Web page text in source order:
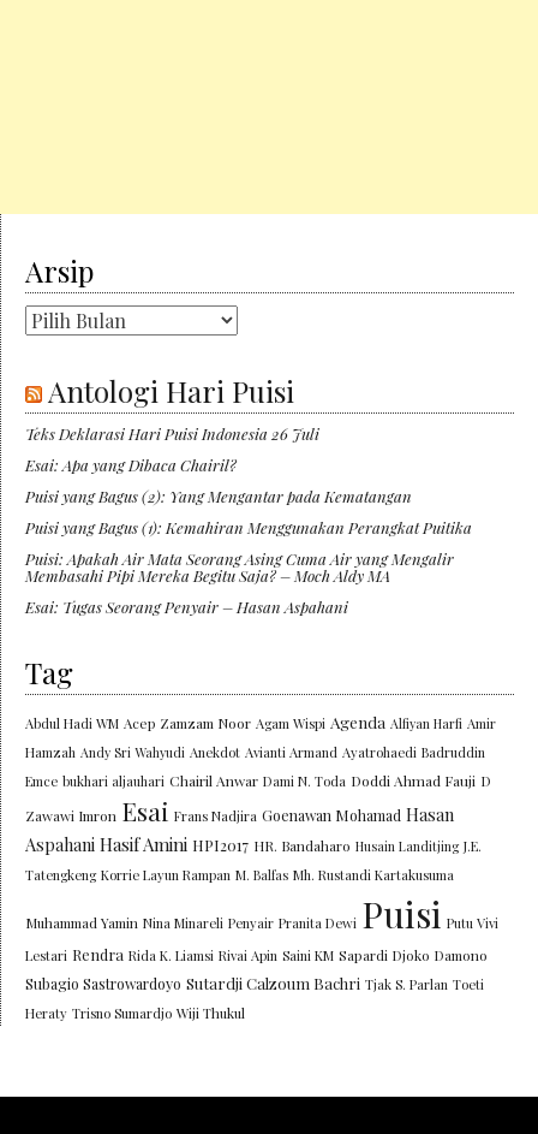
Arsip
Arsip
Antologi Hari Puisi
Teks Deklarasi Hari Puisi Indonesia 26 Juli
Esai: Apa yang Dibaca Chairil?
Puisi yang Bagus (2): Yang Mengantar pada Kematangan
Puisi yang Bagus (1): Kemahiran Menggunakan Perangkat Puitika
Puisi: Apakah Air Mata Seorang Asing Cuma Air yang Mengalir
Membasahi Pipi Mereka Begitu Saja? – Moch Aldy MA
Esai: Tugas Seorang Penyair – Hasan Aspahani
Tag
Abdul Hadi WM Acep Zamzam Noor Agam Wispi Agenda Alfiyan Harfi Amir
Hamzah Andy Sri Wahyudi Anekdot Avianti Armand Ayatrohaedi Badruddin
Emce bukhari aljauhari Chairil Anwar Dami N. Toda Doddi Ahmad Fauji D
Zawawi Imron Esai Frans Nadjira Goenawan Mohamad Hasan
Aspahani Hasif Amini HPI2017 HR. Bandaharo Husain Landitjing J.E.
Tatengkeng Korrie Layun Rampan M. Balfas Mh. Rustandi Kartakusuma
Muhammad Yamin Nina Minareli Penyair Pranita Dewi Puisi Putu Vivi
Lestari Rendra Rida K. Liamsi Rivai Apin Saini KM Sapardi Djoko Damono
Subagio Sastrowardoyo Sutardji Calzoum Bachri Tjak S. Parlan Toeti
Heraty Trisno Sumardjo Wiji Thukul